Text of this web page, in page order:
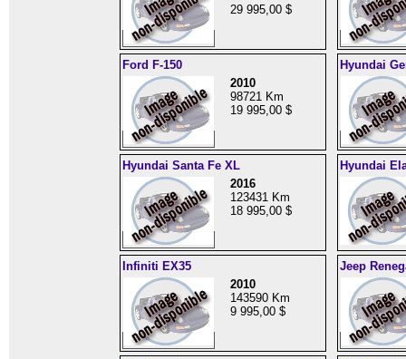
29 995,00 $
Ford F-150
2010
98721 Km
19 995,00 $
Hyundai
Hyundai Santa Fe XL
2016
123431 Km
18 995,00 $
Hyundai
Infiniti EX35
2010
143590 Km
9 995,00 $
Jeep